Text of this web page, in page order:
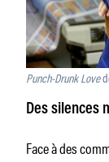
Punch-Drunk Love
Des silences
Face à des